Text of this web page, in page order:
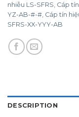
nhiễu LS-SFRS, Cáp
YZ-AB-#-#, Cáp tín
SFRS-XX-YYY-AB
DESCRIPTION